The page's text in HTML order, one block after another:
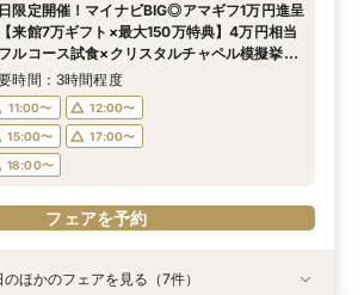
11:00〜
12:00〜
15:00〜
17:00〜
18:00〜
フェアを予約
要時間：3時間程度
11:00〜
12:00〜
15:00〜
17:00〜
18:00〜
フェアを予約
11:00〜
12:00〜
15:00〜
17:00〜
18:00〜
フェアを予約
要時間：3時間程度
11:00〜
12:00〜
15:00〜
17:00〜
18:00〜
フェアを予約
要時間：3時間程度
11:00〜
12:00〜
15:00〜
17:00〜
18:00〜
フェアを予約
切邸宅見学◆マイナビ限定BIGフェア
要時間：3時間程度
11:00〜
12:00〜
15:00〜
17:00〜
18:00〜
フェアを予約
邸宅見学×4万円相当フルコース試食付◎マ
ビ限定BIG
要時間：3時間程度
11:00〜
12:00〜
15:00〜
17:00〜
18:00〜
フェアを予約
限定開催！マイナビBIG◎アマギフ1万円進呈
来館7万ギフト×最大150万特典】4万円相当
ルコース試食×クリスタルチャペル模擬挙式
切邸宅見学◆マイナビ限定BIGフェア
時間：3時間程度
11:00〜
12:00〜
15:00〜
17:00〜
18:00〜
フェアを予約
特典あり
特典あり
のほかのフェアを見る（7件）